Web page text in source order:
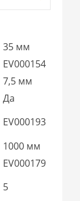
35 мм
EV000154
7,5 мм
Да
EV000193
1000 мм
EV000179
5